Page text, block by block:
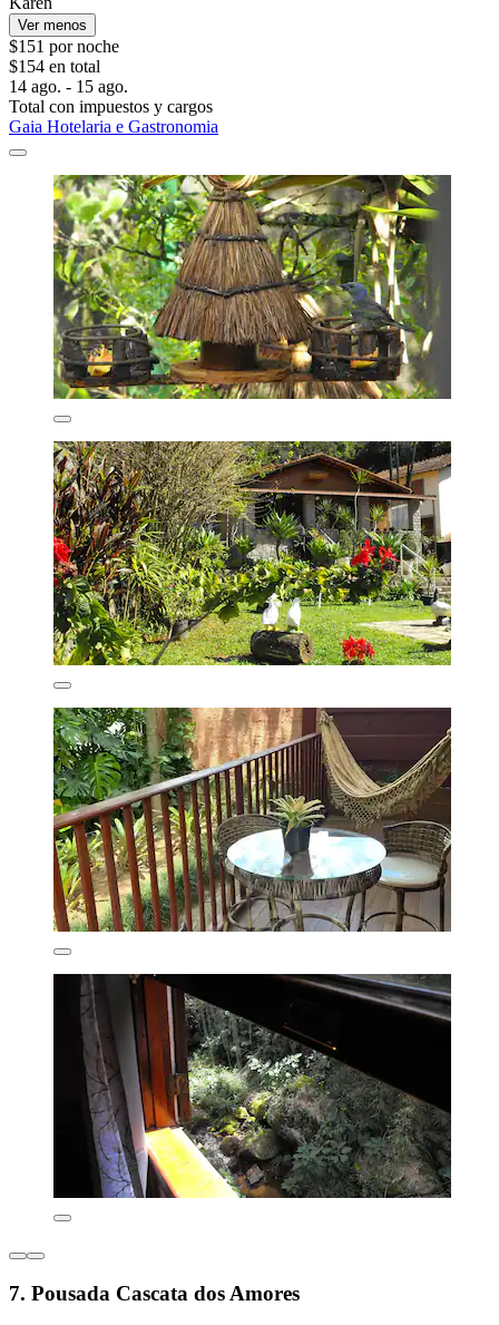
Ver menos
$151 por noche
$154 en total
14 ago. - 15 ago.
Total con impuestos y cargos
Gaia Hotelaria e Gastronomia
7. Pousada Cascata dos Amores